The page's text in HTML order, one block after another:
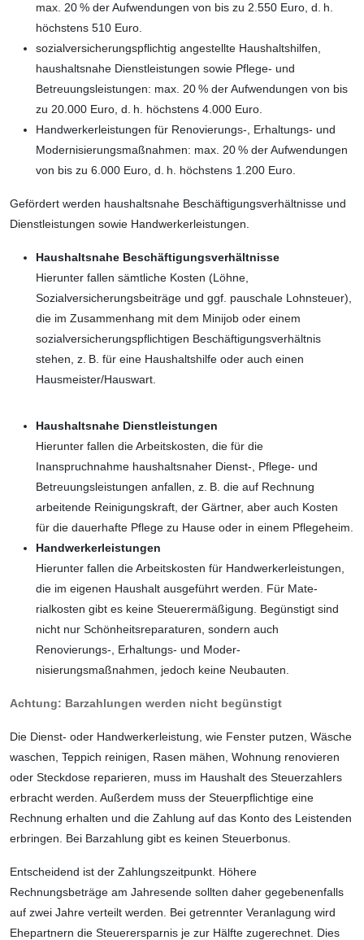
max. 20 % der Auf­wendungen von bis zu 2.550 Euro, d. h.
höchstens 510 Euro.
sozialversicherungspflichtig angestellte Haushaltshilfen,
haushaltsnahe Dienst­leistungen sowie Pflege- und
Betreuungs­leistungen: max. 20 % der Aufwendungen von bis
zu 20.000 Euro, d. h. höchstens 4.000 Euro.
Handwerkerleistungen für Renovierungs-, Erhaltungs- und
Modernisierungsmaß­nahmen: max. 20 % der Aufwendungen
von bis zu 6.000 Euro, d. h. höchstens 1.200 Euro.
Gefördert werden haushaltsnahe Beschäf­tigungsverhältnisse und
Dienstleistungen sowie Handwerkerleistungen.
Haushaltsnahe Beschäftigungsver­hältnisse
Hierunter fallen sämtliche Kosten (Löhne,
Sozialversicherungsbeiträge und ggf. pauschale Lohnsteuer),
die im Zusam­menhang mit dem Minijob oder einem
sozialversicherungspflichtigen Beschäf­tigungsverhältnis
stehen, z. B. für eine Haushaltshilfe oder auch einen
Hausmeister/Hauswart.
Haushaltsnahe Dienstleistungen
Hierunter fallen die Arbeitskosten, die für die
Inanspruchnahme haushaltsnaher Dienst-, Pflege- und
Betreuungsleis­tungen anfallen, z.­ B. die auf Rechnung
arbeitende Reinigungskraft, der Gärtner, aber auch Kosten
für die dauerhafte Pflege zu Hause oder in einem Pflege­heim.
Handwerkerleistungen
Hierunter fallen die Arbeitskosten für Handwerkerleistungen,
die im eigenen Haushalt ausgeführt werden. Für Mate­
rialkosten gibt es keine Steuerermäßi­gung. Begünstigt sind
nicht nur Schön­heitsreparaturen, sondern auch
Renovierungs-, Erhaltungs- und Moder­
nisierungsmaßnahmen, jedoch keine Neubauten.
Achtung: Barzahlungen werden nicht begünstigt
Die Dienst- oder Handwerkerleistung, wie Fenster putzen, Wäsche
waschen, Teppich reinigen, Rasen mähen, Wohnung renovieren
oder Steckdose reparieren, muss im Haus­halt des Steuerzahlers
erbracht werden. Außerdem muss der Steuerpflichtige eine
Rechnung erhalten und die Zahlung auf das Konto des Leistenden
erbringen. Bei Barzahlung gibt es keinen Steuerbonus.
Entscheidend ist der Zahlungszeitpunkt. Höhere
Rechnungsbeträge am Jahresende sollten daher gegebenenfalls
auf zwei Jahre verteilt werden. Bei getrennter Veranlagung wird
Ehepartnern die Steuerersparnis je zur Hälfte zugerechnet. Dies